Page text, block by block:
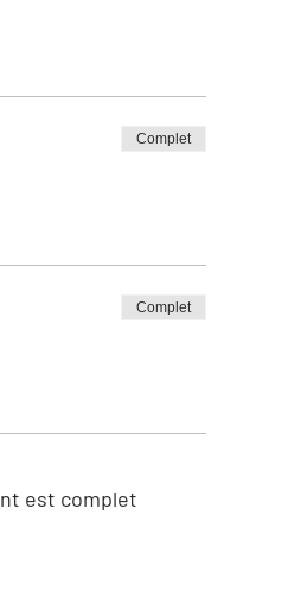
Complet
Complet
est complet